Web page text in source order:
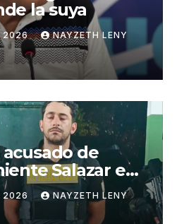
la suya
2026 NAYZETH LENY
de
Salazar en
2026 NAYZETH LENY